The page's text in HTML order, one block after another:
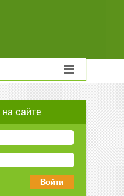
сайте